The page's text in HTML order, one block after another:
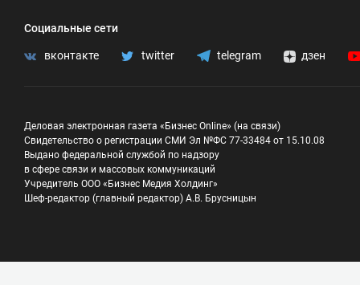
Социальные сети
вконтакте twitter telegram дзен
Деловая электронная газета «Бизнес Online» (на связи)
Свидетельство о регистрации СМИ Эл №ФС 77-33484 от 15.10.08
Выдано федеральной службой по надзору
в сфере связи и массовых коммуникаций
Учредитель ООО «Бизнес Медия Холдинг»
Шеф-редактор (главный редактор) А.В. Брусницын